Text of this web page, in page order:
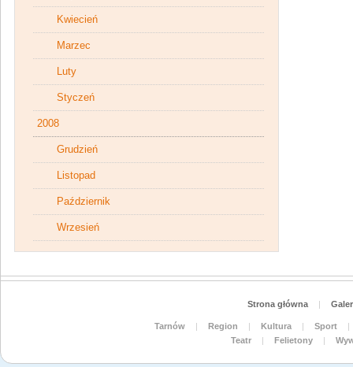
Kwiecień
Marzec
Luty
Styczeń
2008
Grudzień
Listopad
Październik
Wrzesień
Strona główna |
Tarnów | Region | Kultura | Sport
|
Teatr
| Felietony |